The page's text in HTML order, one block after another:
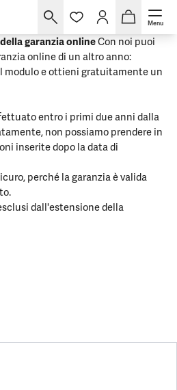
Menu
garanzia onlineCon noi puoi
online di un altro anno:
modulo e ottieni gratuitamente un
entro i primi due anni dalla
non possiamo prendere in
inserite dopo la data di
perché la garanzia è valida
dall'estensione della